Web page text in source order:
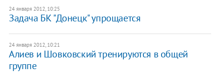
24 января 2012, 10:25
Задача БК "Донецк" упрощается
24 января 2012, 10:21
Алиев и Шовковский тренируются в общей
группе